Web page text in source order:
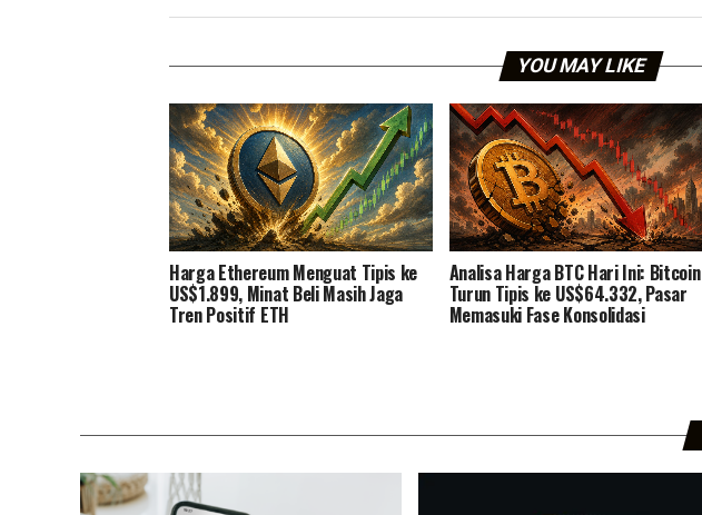
YOU MAY LIKE
Harga Ethereum Menguat Tipis ke
US$1.899, Minat Beli Masih Jaga
Tren Positif ETH
Analisa Harga BTC Hari Ini: Bitcoin
Turun Tipis ke US$64.332, Pasar
Memasuki Fase Konsolidasi